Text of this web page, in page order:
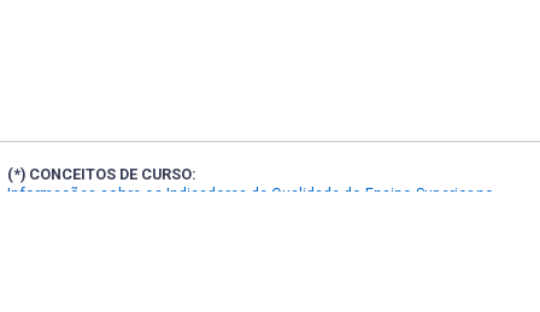
(*) CONCEITOS DE CURSO:
Informações sobre os Indicadores de Qualidade do Ensino Superior no